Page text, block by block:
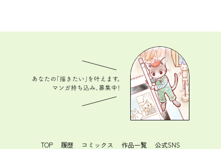
TOP 履歴 コミックス 作品一覧 公式SNS
あなたの「描きたい」を叶えます。 マンガ持ち込
み、募集中！